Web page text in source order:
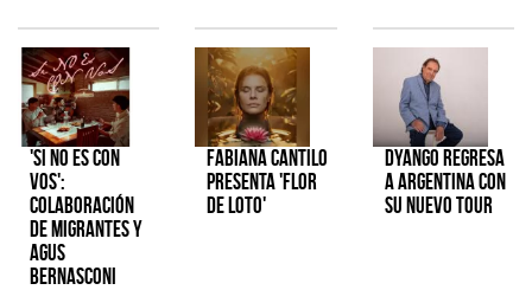
'Si No Es Con
Vos':
colaboración
de Migrantes y
Agus
Bernasconi
Fabiana Cantilo
presenta 'Flor
de Loto'
Dyango regresa
a Argentina con
su nuevo tour